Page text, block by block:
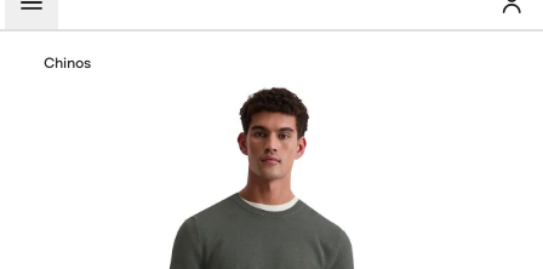
Menü
Chinos